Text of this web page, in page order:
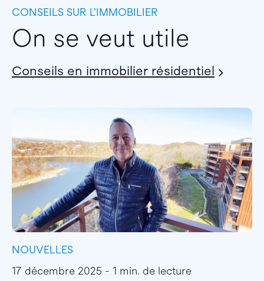
CONSEILS SUR L’IMMOBILIER
On se veut utile
Conseils en immobilier résidentiel
NOUVELLES
17 décembre 2025 - 1 min. de lecture